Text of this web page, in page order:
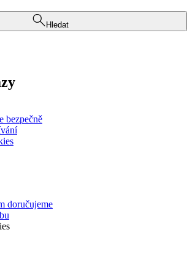
Hledat
bezpečně
doručujeme